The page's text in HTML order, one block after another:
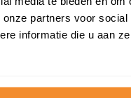
partners voor social
informatie die u aan
2026